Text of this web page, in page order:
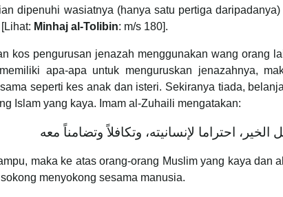
dipenuhi wasiatnya (hanya satu pertiga
Minhaj al-Tolibin: m/s 180].
kos pengurusan jenazah menggunakan wang orang
apa-apa untuk menguruskan jenazahnya,
seperti kes anak dan isteri. Sekiranya tiada,
Islam yang kaya. Imam al-Zuhaili mengatakan:
maka ke atas orang-orang Muslim yang kaya
menyokong sesama manusia.